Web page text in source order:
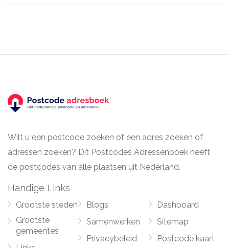
Wilt u een postcode zoeken of een adres zoeken of
adressen zoeken? Dit Postcodes Adressenboek heeft
de postcodes van alle plaatsen uit Nederland.
Handige Links
Grootste steden
Grootste
gemeentes
Blogs
Samenwerken
Privacybeleid
Dashboard
Sitemap
Postcode kaart